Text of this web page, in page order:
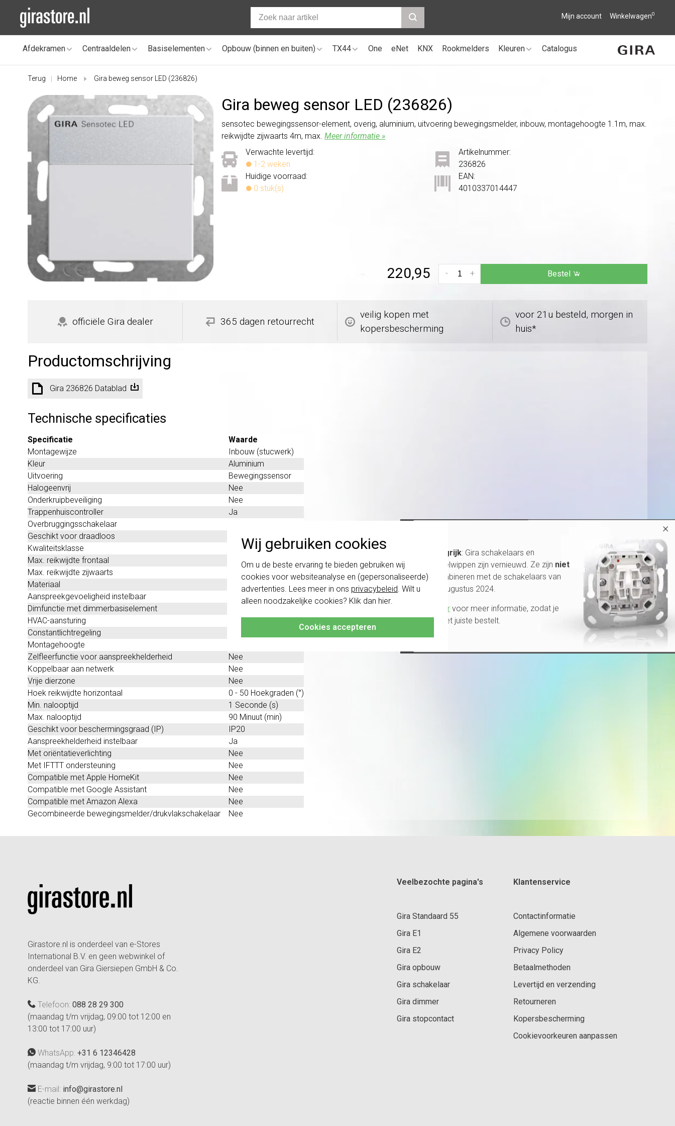
Wij gebruiken cookies
Om u de beste ervaring te bieden gebruiken wij
cookies voor websiteanalyse en (gepersonaliseerde)
advertenties. Lees meer in ons privacybeleid. Wilt u
alleen noodzakelijke cookies? Klik dan hier.
Cookies accepteren
Mijn account Winkelwagen0
Afdekramen Centraaldelen Basiselementen Opbouw (binnen en buiten) TX44 One eNet KNX Rookmelders Kleuren Catalogus
Terug Home Gira beweg sensor LED (236826)
Gira beweg sensor LED (236826)
sensotec bewegingssensor-element, overig, aluminium, uitvoering bewegingsmelder, inbouw, montagehoogte 1.1m, max.
reikwijdte zijwaarts 4m, max.Meer informatie »
Verwachte levertijd:
1-2 weken
Huidige voorraad:
0 stuk(s)
Artikelnummer:
236826
EAN:
4010337014447
220,95 +
- Bestel
officiële Gira dealer 365 dagen retourrecht
veilig kopen met
kopersbescherming
voor 21u besteld, morgen in
huis*
Productomschrijving
Gira 236826 Datablad
Technische specificaties
Specificatie
Waarde
Montagewijze
Inbouw (stucwerk)
Kleur
Aluminium
Uitvoering
Bewegingssensor
Halogeenvrij
Nee
Onderkruipbeveiliging
Nee
Trappenhuiscontroller
Ja
Overbruggingsschakelaar
Geschikt voor draadloos
Kwaliteitsklasse
Thermoplast
Max. reikwijdte frontaal
6 Meter (m)
Max. reikwijdte zijwaarts
4 Meter (m)
Materiaal
Kunststof
Aanspreekgevoeligheid instelbaar
Dimfunctie met dimmerbasiselement
HVAC-aansturing
Nee
Constantlichtregeling
Montagehoogte
Zelfleerfunctie voor aanspreekhelderheid
Nee
Koppelbaar aan netwerk
Nee
Vrije dierzone
Nee
Hoek reikwijdte horizontaal
0 - 50 Hoekgraden (°)
Min. nalooptijd
1 Seconde (s)
Max. nalooptijd
90 Minuut (min)
Geschikt voor beschermingsgraad (IP)
IP20
Aanspreekhelderheid instelbaar
Ja
Met oriëntatieverlichting
Nee
Met IFTTT ondersteuning
Nee
Compatible met Apple HomeKit
Nee
Compatible met Google Assistant
Nee
Compatible met Amazon Alexa
Nee
Gecombineerde bewegingsmelder/drukvlakschakelaar
Nee
Girastore.nl is onderdeel van e-Stores
International B.V. en geen webwinkel of
onderdeel van Gira Giersiepen GmbH & Co.
KG.
Telefoon: 088 28 29 300
(maandag t/m vrijdag, 09:00 tot 12:00 en
13:00 tot 17:00 uur)
WhatsApp: +31 6 12346428
(maandag t/m vrijdag, 9:00 tot 17:00 uur)
E-mail: info@girastore.nl
(reactie binnen één werkdag)
Veelbezochte pagina's
Gira Standaard 55
Gira E1
Gira E2
Gira opbouw
Gira schakelaar
Gira dimmer
Gira stopcontact
Klantenservice
Contactinformatie
Algemene voorwaarden
Privacy Policy
Betaalmethoden
Levertijd en verzending
Retourneren
Kopersbescherming
Cookievoorkeuren aanpassen
×
Belangrijk: Gira schakelaars en
schakelwippen zijn vernieuwd. Ze zijn niet
te combineren met de schakelaars van
vóór augustus 2024.
Klik hier voor meer informatie, zodat je
altijd het juiste bestelt.